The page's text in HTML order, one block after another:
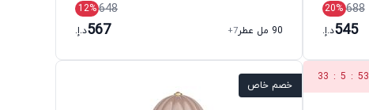
688
20%
545د.إ.
648
12%
90 مل عطر
+7
567د.إ.
52
:
5
:
33
خصم خاص